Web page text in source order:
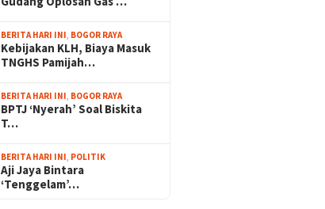
BERITA HARI INI, BOGOR RAYA
Kebijakan KLH, Biaya Masuk
TNGHS Pamijah…
BERITA HARI INI, BOGOR RAYA
BPTJ ‘Nyerah’ Soal Biskita
T…
BERITA HARI INI, POLITIK
Aji Jaya Bintara
‘Tenggelam’…